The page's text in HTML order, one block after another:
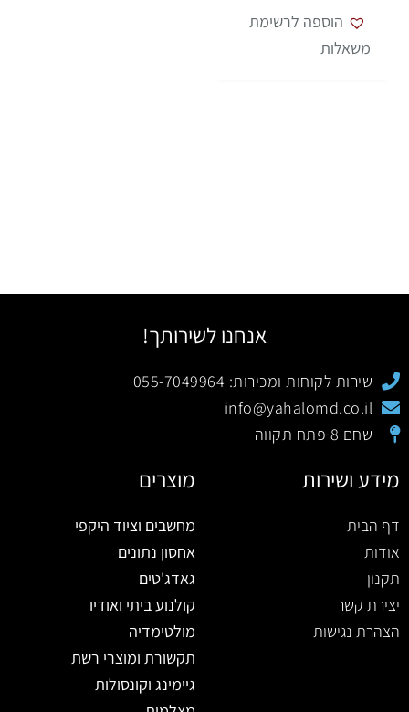
הוספה לרשימת
משאלות
אנחנו לשירותך!
שירות לקוחות ומכירות: 055-7049964
info@yahalomd.co.il
שחם 8 פתח תקווה
מידע ושירות
דף הבית
אודות
תקנון
יצירת קשר
הצהרת נגישות
מוצרים
מחשבים וציוד היקפי
אחסון נתונים
גאדג'טים
קולנוע ביתי ואודיו
מולטימדיה
תקשורת ומוצרי רשת
גיימינג וקונסולות